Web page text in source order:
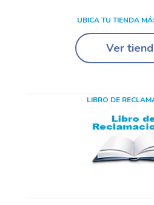
UBICA TU TIENDA
Ver
LIBRO DE